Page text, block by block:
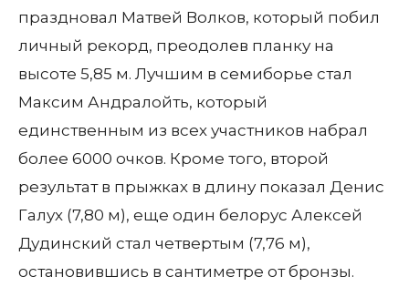
праздновал Матвей Волков, который побил
личный рекорд, преодолев планку на
высоте 5,85 м. Лучшим в семиборье стал
Максим Андралойть, который
единственным из всех участников набрал
более 6000 очков. Кроме того, второй
результат в прыжках в длину показал Денис
Галух (7,80 м), еще один белорус Алексей
Дудинский стал четвертым (7,76 м),
остановившись в сантиметре от бронзы.